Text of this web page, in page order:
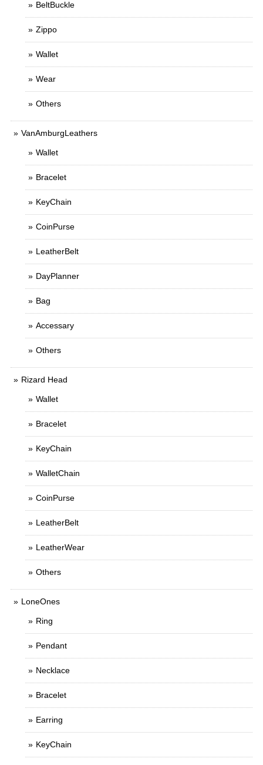
BeltBuckle
Zippo
Wallet
Wear
Others
VanAmburgLeathers
Wallet
Bracelet
KeyChain
CoinPurse
LeatherBelt
DayPlanner
Bag
Accessary
Others
Rizard Head
Wallet
Bracelet
KeyChain
WalletChain
CoinPurse
LeatherBelt
LeatherWear
Others
LoneOnes
Ring
Pendant
Necklace
Bracelet
Earring
KeyChain